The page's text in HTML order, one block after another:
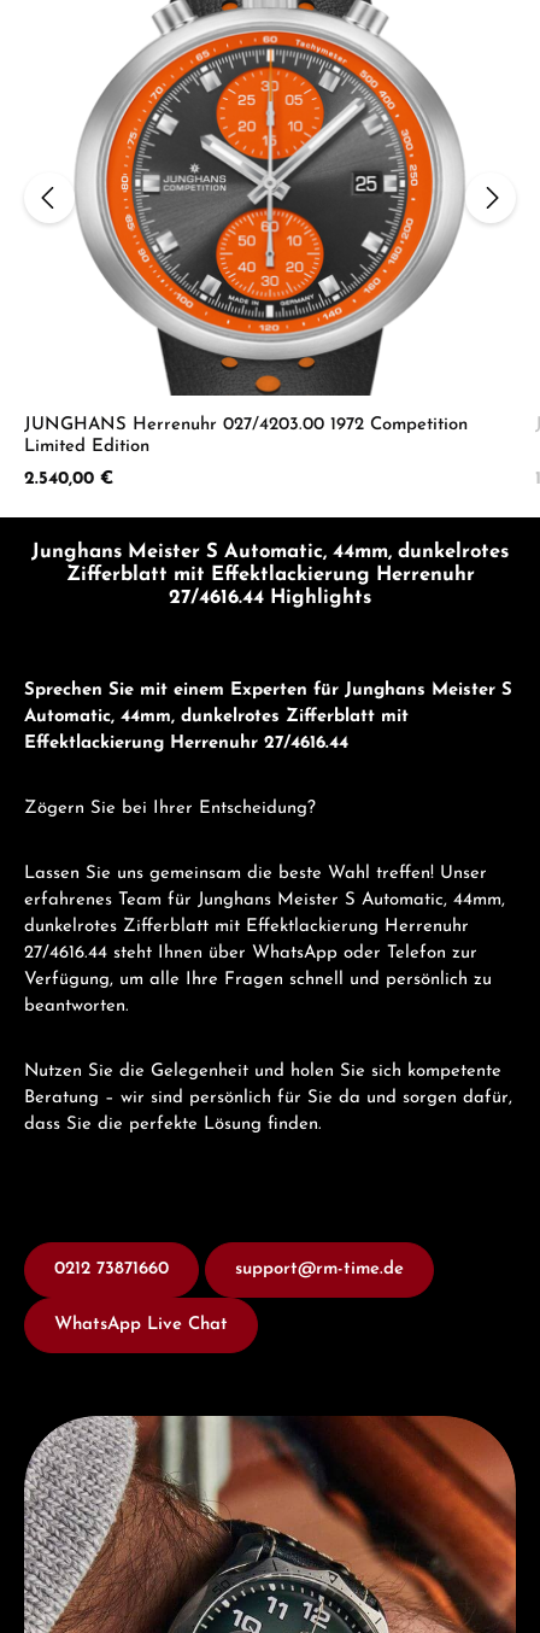
JUNGHANS Herrenuhr 027/4203.00 1972 Competition
Limited Edition
Regulärer Preis:
2.540,00 €
Junghans Meister S Automatic, 44mm, dunkelrotes
Zifferblatt mit Effektlackierung Herrenuhr
27/4616.44 Highlights
Sprechen Sie mit einem Experten für Junghans Meister S
Automatic, 44mm, dunkelrotes Zifferblatt mit
Effektlackierung Herrenuhr 27/4616.44
Zögern Sie bei Ihrer Entscheidung?
Lassen Sie uns gemeinsam die beste Wahl treffen! Unser
erfahrenes Team für Junghans Meister S Automatic, 44mm,
dunkelrotes Zifferblatt mit Effektlackierung Herrenuhr
27/4616.44 steht Ihnen über WhatsApp oder Telefon zur
Verfügung, um alle Ihre Fragen schnell und persönlich zu
beantworten.
Nutzen Sie die Gelegenheit und holen Sie sich kompetente
Beratung – wir sind persönlich für Sie da und sorgen dafür,
dass Sie die perfekte Lösung finden.
0212 73871660 support@rm-time.de
WhatsApp Live Chat
Entdecken Sie Junghans